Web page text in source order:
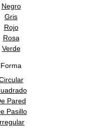
Negro
Gris
Rojo
Rosa
Verde
Forma
Pared
Pasillo